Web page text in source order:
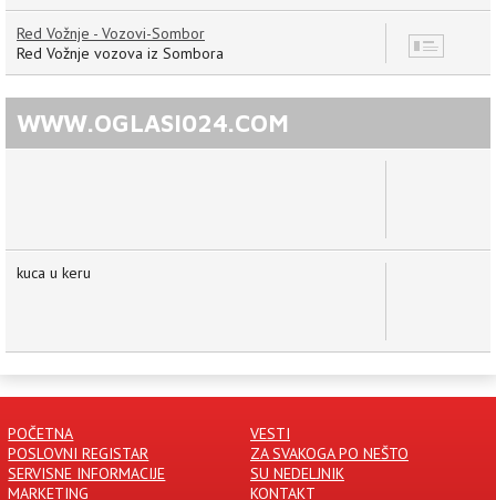
Red Vožnje - Vozovi-Sombor
Red Vožnje vozova iz Sombora
WWW.OGLASI024.COM
kuca u keru
POČETNA
VESTI
POSLOVNI REGISTAR
ZA SVAKOGA PO NEŠTO
SERVISNE INFORMACIJE
SU NEDELJNIK
MARKETING
KONTAKT